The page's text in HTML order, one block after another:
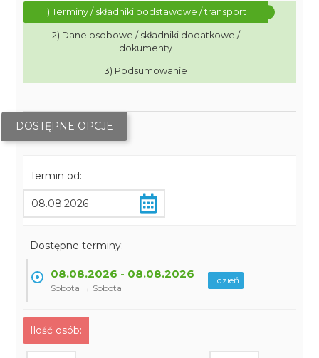
1) Terminy / składniki podstawowe / transport
2) Dane osobowe / składniki dodatkowe /
dokumenty
3) Podsumowanie
DOSTĘPNE OPCJE
Termin od:
Dostępne terminy:
08.08.2026 - 08.08.2026
Sobota → Sobota
1 dzień
Ilość osób: